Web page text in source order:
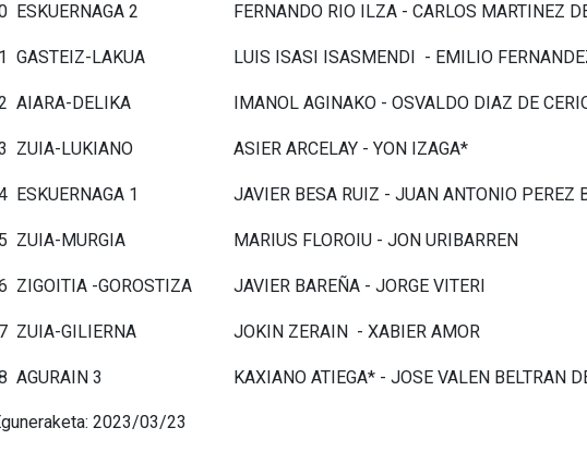
ESKUERNAGA 2 FERNANDO RIO ILZA - CARLOS MARTINEZ
GASTEIZ-LAKUA LUIS ISASI ISASMENDI - EMILIO
AIARA-DELIKA IMANOL AGINAKO - OSVALDO DIAZ DE
ZUIA-LUKIANO ASIER ARCELAY - YON IZAGA*
ESKUERNAGA 1 JAVIER BESA RUIZ - JUAN ANTONIO PEREZ
ZUIA-MURGIA MARIUS FLOROIU - JON URIBARREN
ZIGOITIA -GOROSTIZA JAVIER BAREÑA - JORGE VITERI
ZUIA-GILIERNA JOKIN ZERAIN - XABIER AMOR
AGURAIN 3 KAXIANO ATIEGA* - JOSE VALEN BELTRAN
2023/03/23